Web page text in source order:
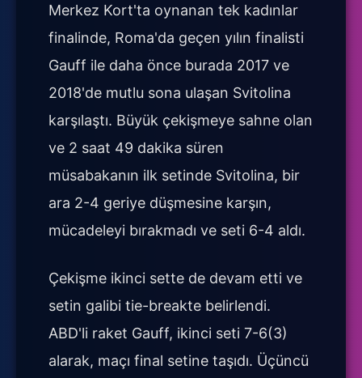
Merkez Kort'ta oynanan tek kadınlar
finalinde, Roma'da geçen yılın finalisti
Gauff ile daha önce burada 2017 ve
2018'de mutlu sona ulaşan Svitolina
karşılaştı. Büyük çekişmeye sahne olan
ve 2 saat 49 dakika süren
müsabakanın ilk setinde Svitolina, bir
ara 2-4 geriye düşmesine karşın,
mücadeleyi bırakmadı ve seti 6-4 aldı.
Çekişme ikinci sette de devam etti ve
setin galibi tie-breakte belirlendi.
ABD'li raket Gauff, ikinci seti 7-6(3)
alarak, maçı final setine taşıdı. Üçüncü